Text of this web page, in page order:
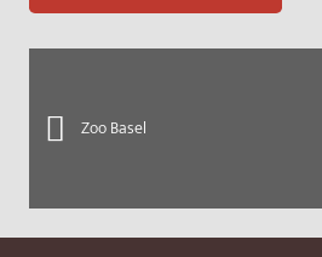
Zoo Basel